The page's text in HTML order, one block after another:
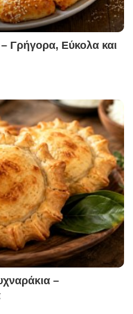
Γρήγορα, Εύκολα και
–